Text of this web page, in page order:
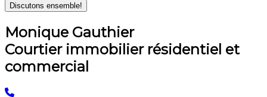
Discutons ensemble!
Monique Gauthier
Courtier immobilier résidentiel et
commercial